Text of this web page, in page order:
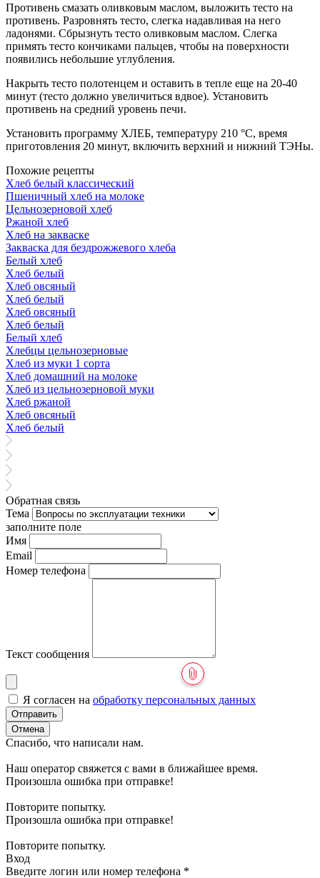
Противень смазать оливковым маслом, выложить тесто на
противень. Разровнять тесто, слегка надавливая на него
ладонями. Сбрызнуть тесто оливковым маслом. Слегка
примять тесто кончиками пальцев, чтобы на поверхности
появились небольшие углубления.
Накрыть тесто полотенцем и оставить в тепле еще на 20-40
минут (тесто должно увеличиться вдвое). Установить
противень на средний уровень печи.
Установить программу ХЛЕБ, температуру 210 °С, время
приготовления 20 минут, включить верхний и нижний ТЭНы.
Похожие рецепты
Хлеб белый классический
Пшеничный хлеб на молоке
Цельнозерновой хлеб
Ржаной хлеб
Хлеб на закваске
Закваска для бездрожжевого хлеба
Белый хлеб
Хлеб белый
Хлеб овсяный
Хлеб белый
Хлеб овсяный
Хлеб белый
Белый хлеб
Хлебцы цельнозерновые
Хлеб из муки 1 сорта
Хлеб домашний на молоке
Хлеб из цельнозерновой муки
Хлеб ржаной
Хлеб овсяный
Хлеб белый
Обратная связь
Тема
заполните поле
Имя
Email
Номер телефона
Текст сообщения
Я согласен на обработку персональных данных
Отправить
Отмена
Спасибо, что написали нам.
Наш оператор свяжется с вами в ближайшее время.
Произошла ошибка при отправке!
Повторите попытку.
Произошла ошибка при отправке!
Повторите попытку.
Вход
Введите логин или номер телефона *